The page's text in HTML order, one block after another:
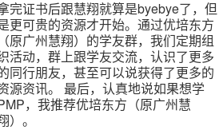
完证书后跟慧翔就算是byebye了，但
更可贵的资源才开始。通过优培东方
（原广州慧翔）的学友群，我们定期组
活动，群上跟学友交流，认识了更多
同行朋友，甚至可以说获得了更多的
源资讯。 最后，认真地说如果想学
，我推荐优培东方（原广州慧
）。